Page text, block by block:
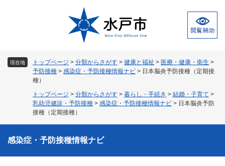
現在地 トップページ > 分類からさがす > 健康と福祉 > 医療・健康・衛生 >
予防接種 > 感染症・予防接種情報ナビ > 日本脳炎予防接種（定期接
種）
トップページ > 分類からさがす > 暮らし・手続き > 結婚・子育て >
乳幼児健診・予防接種 > 感染症・予防接種情報ナビ > 日本脳炎予防
接種（定期接種）
感染症・予防接種情報ナビ